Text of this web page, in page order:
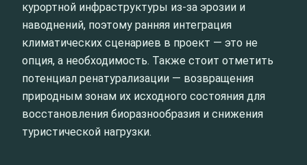
курортной инфраструктуры из-за эрозии и
наводнений, поэтому ранняя интеграция
климатических сценариев в проект — это не
опция, а необходимость. Также стоит отметить
потенциал ренатурализации — возвращения
природным зонам их исходного состояния для
восстановления биоразнообразия и снижения
туристической нагрузки.